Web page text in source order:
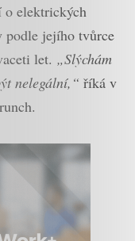
o elektrických
podle jejího tvůrce
let. „Slýchám
nelegální,“ říká v